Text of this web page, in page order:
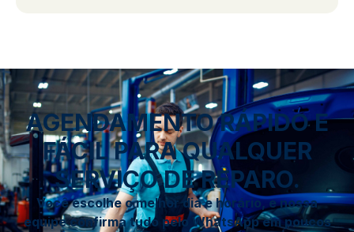
AGENDAMENTO RÁPIDO E
FÁCIL PARA QUALQUER
SERVIÇO DE REPARO.
Você escolhe o melhor dia e horário, e nossa
equipe confirma tudo pelo WhatsApp em poucos